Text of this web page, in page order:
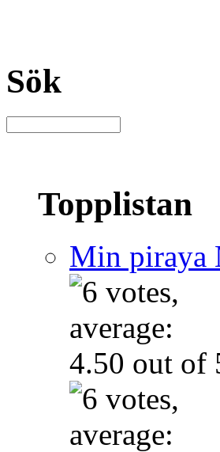
Sök
Topplistan
Min piraya